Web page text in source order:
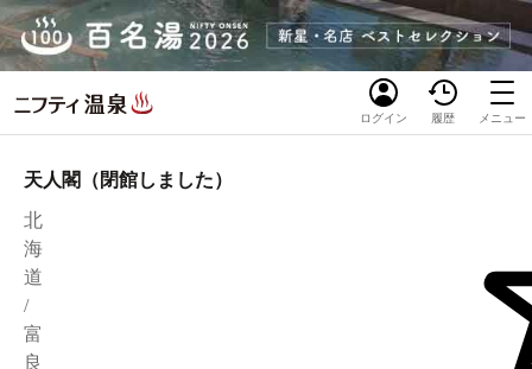
ログイン 履歴 メニュー
天人閣（閉館しました）
北
海
道
/
富
良